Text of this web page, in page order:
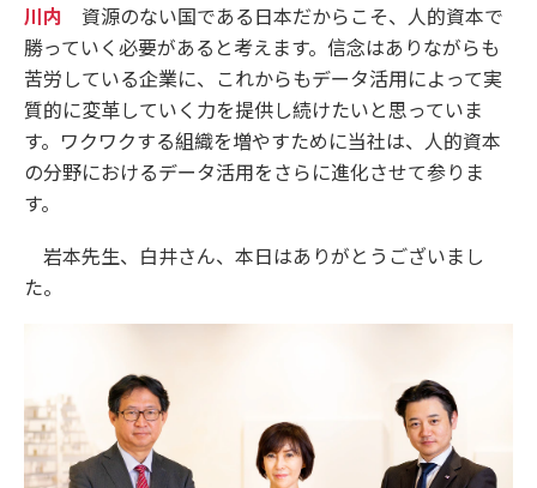
川内 資源のない国である日本だからこそ、人的資本で
勝っていく必要があると考えます。信念はありながらも
苦労している企業に、これからもデータ活用によって実
質的に変革していく力を提供し続けたいと思っていま
す。ワクワクする組織を増やすために当社は、人的資本
の分野におけるデータ活用をさらに進化させて参りま
す。
岩本先生、白井さん、本日はありがとうございまし
た。